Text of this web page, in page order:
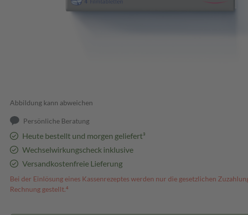
Abbildung kann abweichen
Persönliche Beratung
Heute bestellt und morgen geliefert³
Wechselwirkungscheck inklusive
Versandkostenfreie Lieferung
Bei der Einlösung eines Kassenrezeptes werden nur die gesetzlichen
Rechnung gestellt.⁴